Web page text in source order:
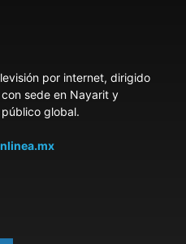
por internet, dirigido
sede en Nayarit y
global.